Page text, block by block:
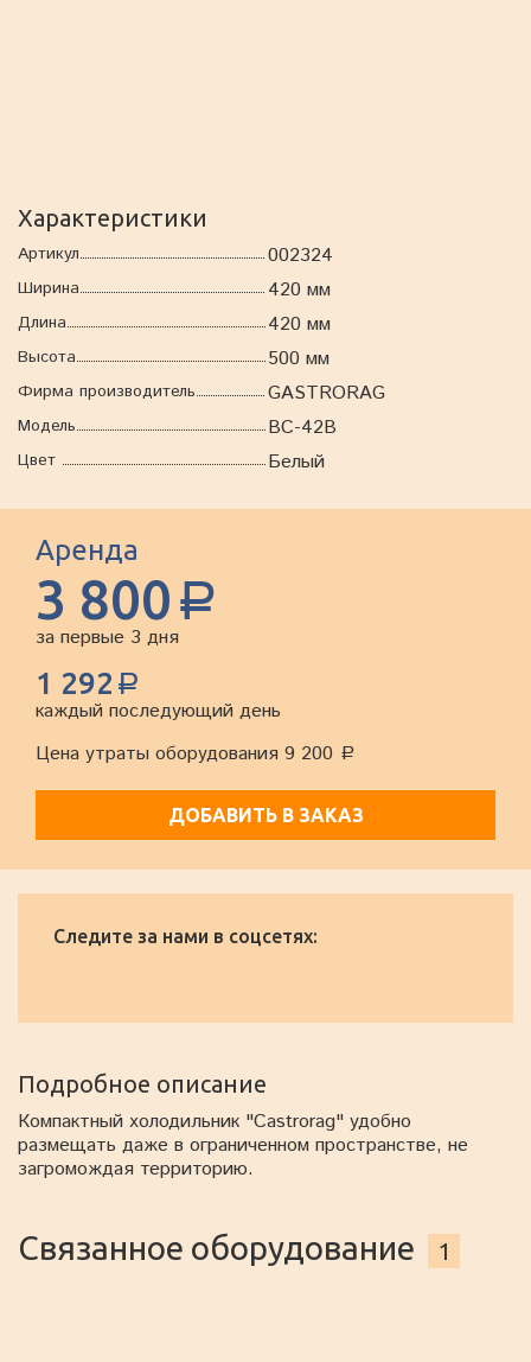
Характеристики
Артикул 002324
Ширина 420 мм
Длина 420 мм
Высота 500 мм
Фирма производитель GASTRORAG
Модель BC-42B
Цвет Белый
Аренда
3 800 a
за первые 3 дня
1 292 a
каждый последующий день
Цена утраты оборудования 9 200
a
ДОБАВИТЬ В ЗАКАЗ
Следите за нами в соцсетях:
Подробное описание
Компактный холодильник "Castrorag" удобно
размещать даже в ограниченном пространстве, не
загромождая территорию.
Связанное оборудование 1